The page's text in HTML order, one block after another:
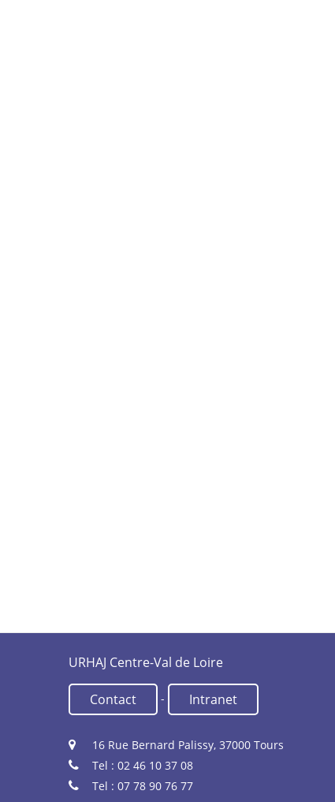
URHAJ Centre-Val de Loire
Contact - Intranet
16 Rue Bernard Palissy, 37000 Tours
Tel : 02 46 10 37 08
Tel : 07 78 90 76 77